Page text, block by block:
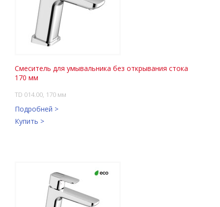
Смеситель для умывальника без открывания стока
170 мм
TD 014.00, 170 мм
Подробней >
Купить >